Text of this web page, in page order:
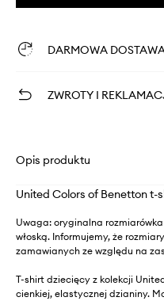
DARMOWA
ZWROTY I
Opis produktu
United Colors of Benetton t-
Uwaga: oryginalna
włoską. Informujemy, że
zamawianych ze względu na
T-shirt dziecięcy z kolekcji
cienkiej, elastycznej dzianiny.